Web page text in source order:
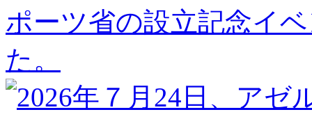
ポーツ省の設立記念イ
た。